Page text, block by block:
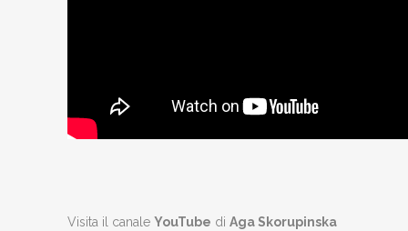
Visita il canale YouTube di Aga Skorupinska